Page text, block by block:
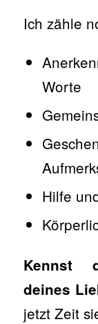
Ich zähle
Worte
Hilfe
Kennst
deines
jetzt Zeit